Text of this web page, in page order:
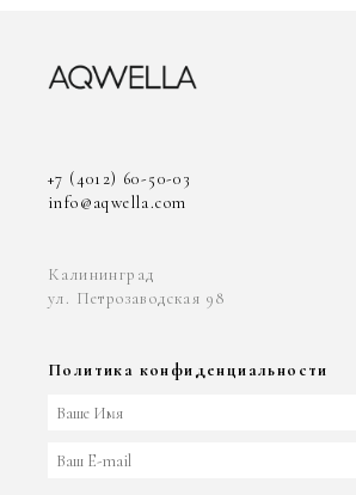
+7 (4012) 60-50-03
info@aqwella.com
Калининград
ул. Петрозаводская 98
Политика конфиденциальности